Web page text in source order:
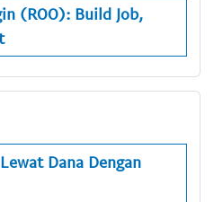
(ROO): Build Job,
Dana Dengan